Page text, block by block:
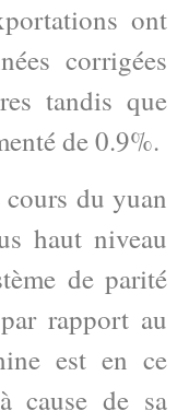
ont
corrigées
tandis que
de 0.9%.
du yuan
haut niveau
de parité
rapport au
est en ce
cause de sa